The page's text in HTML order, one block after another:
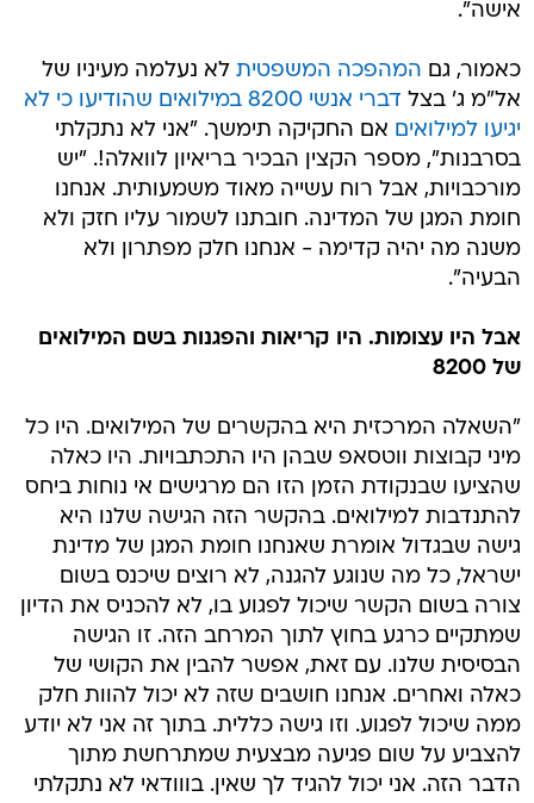
אישה".
כאמור, גם המהפכה המשפטית לא נעלמה מעיניו של
אל"מ ג' בצל
דברי אנשי 8200 במילואים שהודיעו כי לא
יגיעו למילואים אם החקיקה תימשך. "אני לא נתקלתי
בסרבנות", מספר הקצין הבכיר בריאיון לוואלה!. "יש
מורכבויות, אבל רוח עשייה מאוד משמעותית. אנחנו
חומת המגן של המדינה. חובתנו לשמור עליו חזק ולא
משנה מה יהיה קדימה - אנחנו חלק מפתרון ולא
הבעיה".
אבל היו עצומות. היו קריאות והפגנות בשם המילואים
של 8200
"השאלה המרכזית היא בהקשרים של המילואים. היו כל
מיני קבוצות ווטסאפ שבהן היו התכתבויות. היו כאלה
שהציעו שבנקודת הזמן הזו הם מרגישים אי נוחות ביחס
להתנדבות למילואים. בהקשר הזה הגישה שלנו היא
גישה שבגדול אומרת שאנחנו חומת המגן של מדינת
ישראל, כל מה שנוגע להגנה, לא רוצים שיכנס בשום
צורה בשום הקשר שיכול לפגוע בו, לא להכניס את הדיון
שמתקיים כרגע בחוץ לתוך המרחב הזה. זו הגישה
הבסיסית שלנו. עם זאת, אפשר להבין את הקושי של
כאלה ואחרים. אנחנו חושבים שזה לא יכול להוות חלק
ממה שיכול לפגוע. וזו גישה כללית. בתוך זה אני לא יודע
להצביע על שום פגיעה מבצעית שמתרחשת מתוך
הדבר הזה. אני יכול להגיד לך שאין. בווודאי לא נתקלתי